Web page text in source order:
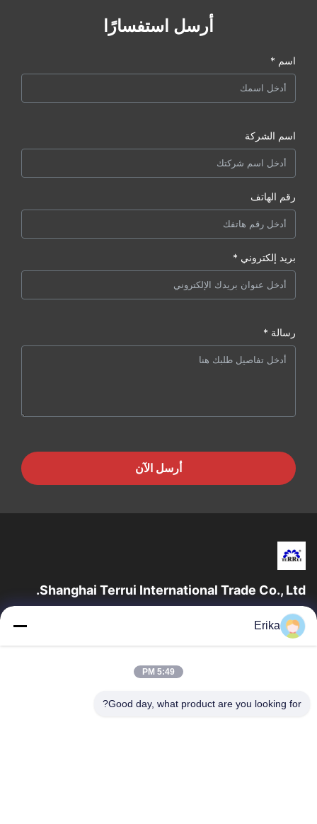
أرسل استفسارًا
اسم *
اسم الشركة
رقم الهاتف
بريد إلكتروني *
رسالة *
أرسل الآن
Shanghai Terrui International Trade Co., Ltd.
في تطوير وتصنيع وبيع معدات الثروة الحيوانية.
روابط سريعة
منتجات
معلومات عنا
ضبط الجودة
Erika
5:49 PM
Good day, what product are you looking for?